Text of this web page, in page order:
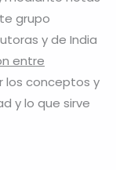
grupo
y de India
entre
los conceptos y
y lo que sirve